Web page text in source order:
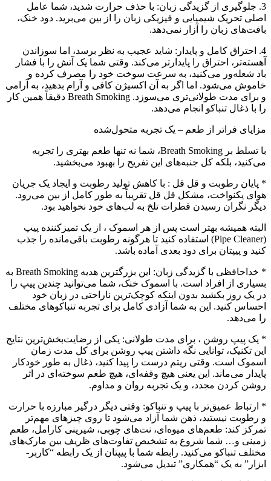
3. جلوگیری از گزیدگی زبان: با حذف حرارت شدید، شما عامل
اصلی تحریک شیمیایی و فیزیکی زبان را از بین می‌برید. دود خنک،
بافت‌های زبان را آزار نمی‌دهد.
4. احتراق کامل و پایدار: شاید عجیب به نظر برسد، اما سوزاندن
آهسته‌تر، احتراق را پایدارتر می‌کند. وقتی شما یک آتش را با فشار
باد شعله‌ور می‌کنید، به سرعت سوخت خود را مصرف کرده و
خاموش می‌شود. اما اگر به آن اکسیژن کافی و آرام بدهید، به آرامی
و برای مدت طولانی‌تری می‌سوزد. Breath Smoking دقیقاً همین کار
را با ذغال تنباکو انجام می‌دهد.
مزایای فراتر از طعم – یک تجربه متحول‌شده
با تسلط بر Breath Smoking، شما نه تنها طعم بهتری را تجربه
می‌کنید، بلکه کل جنبه‌های این تفریح را بهبود می‌بخشید.
* پایان رطوبت و قل قل : با کاهش تولید رطوبت و ایجاد یک جریان
هوای یکنواخت، مشکل قل قل تقریباً به طور کامل از بین می‌رود.
دیگر نگران رسیدن قطرات تلخ به لب‌های خود نخواهید بود.
البته همیشه بهتر است پس از هر اسموک ، از یک تمیزکننده پیپ
(Pipe Cleaner) استفاده کنید تا هرگونه رطوبت باقی‌مانده را جذب
کنید و پیپتان برای دود بعدی آماده باشد.
* خداحافظی با گزیدگی زبان: این بزرگترین هدیه Breath Smoking به
بسیاری از افراد است. با اسموک خنک، شما می‌توانید چندین پیپ را
در یک روز بکشید بدون اینکه کوچک‌ترین ناراحتی در زبان خود
احساس کنید. این به شما آزادی کامل برای تجربه تنباکوهای مختلف
را می‌دهد.
* یک پیپ روشن ، برای مدت طولانی: یکی از رضایت‌بخش‌ترین نتایج
این تکنیک، توانایی نگه داشتن پیپ روشن برای کل مدت زمان
اسموک است. وقتی ریتم درست را پیدا کنید، ذغال به طور خودکار
پایدار می‌ماند. این یعنی هیچ وقفه‌ای، هیچ طعم سوخته‌ای در اثر
روشن کردن مجدد، و یک تجربه روان و مداوم.
* ارتباط عمیق‌تر با پیپ و تنباکو: وقتی دیگر درگیر مبارزه با حرارت
و رطوبت نیستید، ذهن شما آزاد می‌شود تا روی چیزهای مهم‌تر
تمرکز کند: طعم‌های میوه‌ای، نت‌های چوبی، شیرینی کارامل، طعم
زمینی و… شما شروع به تشخیص تفاوت‌های ظریف بین مارک‌های
مختلف تنباکو می‌کنید. رابطه شما با پیپتان از یک رابطه “کاربر-
ابزار” به یک “همکاری” تبدیل می‌شود.